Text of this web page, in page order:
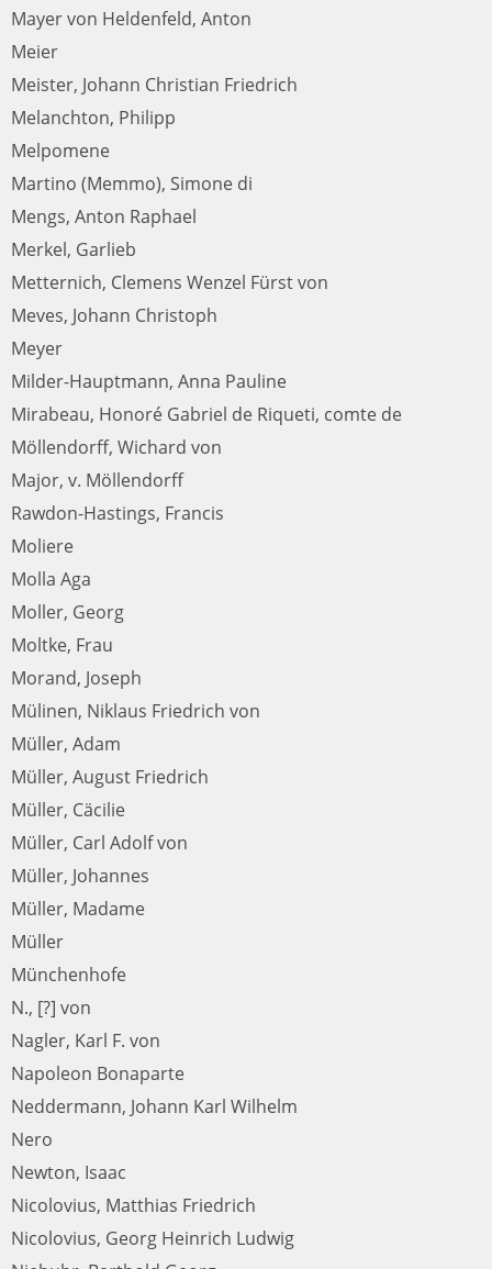
Mayer von Heldenfeld, Anton
Meier
Meister, Johann Christian Friedrich
Melanchton, Philipp
Melpomene
Martino (Memmo), Simone di
Mengs, Anton Raphael
Merkel, Garlieb
Metternich, Clemens Wenzel Fürst von
Meves, Johann Christoph
Meyer
Milder-Hauptmann, Anna Pauline
Mirabeau, Honoré Gabriel de Riqueti, comte de
Möllendorff, Wichard von
Major, v. Möllendorff
Rawdon-Hastings, Francis
Moliere
Molla Aga
Moller, Georg
Moltke, Frau
Morand, Joseph
Mülinen, Niklaus Friedrich von
Müller, Adam
Müller, August Friedrich
Müller, Cäcilie
Müller, Carl Adolf von
Müller, Johannes
Müller, Madame
Müller
Münchenhofe
N., [?] von
Nagler, Karl F. von
Napoleon Bonaparte
Neddermann, Johann Karl Wilhelm
Nero
Newton, Isaac
Nicolovius, Matthias Friedrich
Nicolovius, Georg Heinrich Ludwig